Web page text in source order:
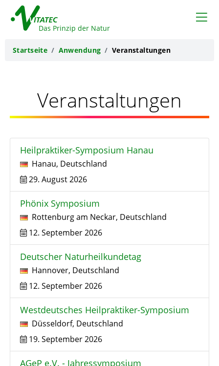
Das Prinzip der Natur
Startseite Anwendung Veranstaltungen
Veranstaltungen
Heilpraktiker-Symposium Hanau
Hanau, Deutschland
29. August 2026
Phönix Symposium
Rottenburg am Neckar, Deutschland
12. September 2026
Deutscher Naturheilkundetag
Hannover, Deutschland
12. September 2026
Westdeutsches Heilpraktiker-Symposium
Düsseldorf, Deutschland
19. September 2026
AGeP e.V. - Jahressymposium